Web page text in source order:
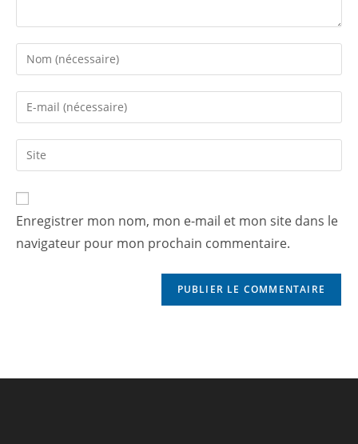
Enregistrer mon nom, mon e-mail et mon site dans le
navigateur pour mon prochain commentaire.